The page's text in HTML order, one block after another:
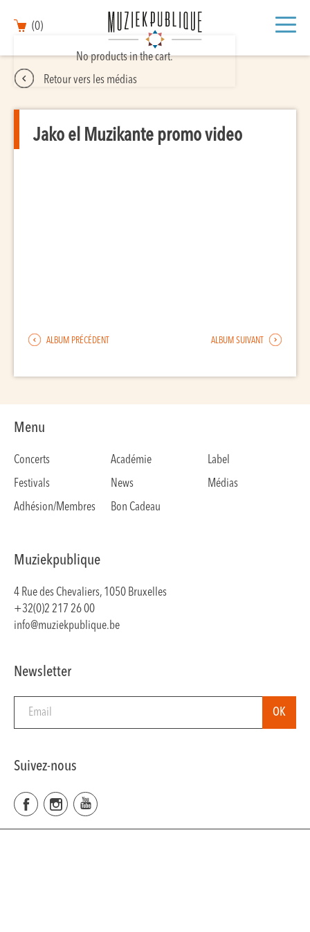
(0)
No products in the cart.
Retour vers les médias
Jako el Muzikante promo video
ALBUM PRÉCÉDENT ALBUM SUIVANT
Menu
Concerts Académie
Label
Festivals
News
Médias
Adhésion/Membres
Bon Cadeau
Muziekpublique
4 Rue des Chevaliers, 1050 Bruxelles
+32(0)2 217 26 00
info@muziekpublique.be
Newsletter
Suivez-nous